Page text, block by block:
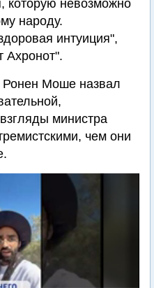
которую невозможно
народу.
интуиция",
Ахронот".
Ронен Моше назвал
министра
чем они